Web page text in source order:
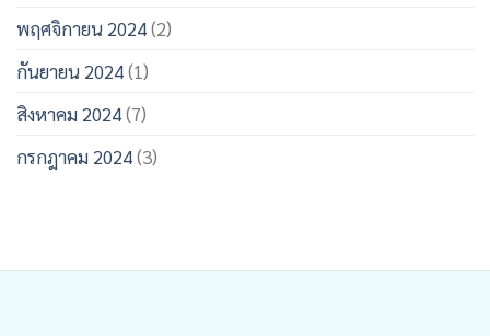
พฤศจิกายน 2024(2)
กันยายน 2024(1)
สิงหาคม 2024(7)
กรกฎาคม 2024(3)